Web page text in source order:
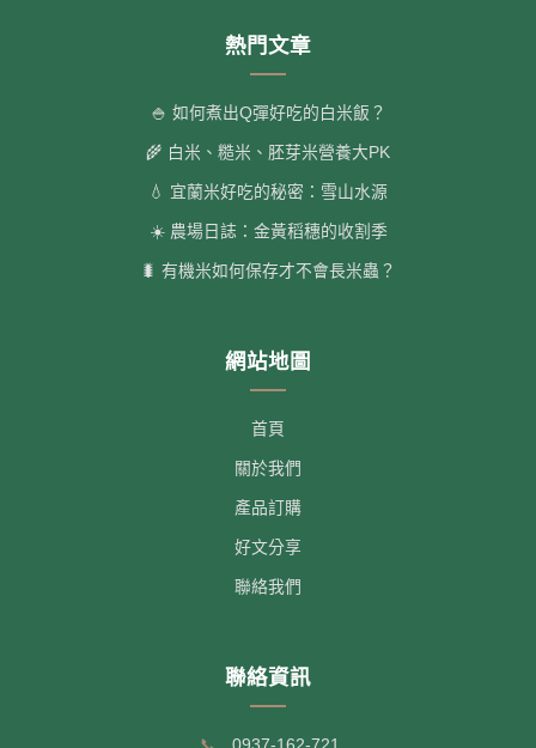
熱門文章
🍚 如何煮出Q彈好吃的白米飯？
🌾 白米、糙米、胚芽米營養大PK
💧 宜蘭米好吃的秘密：雪山水源
☀️ 農場日誌：金黃稻穗的收割季
🐛 有機米如何保存才不會長米蟲？
網站地圖
首頁
關於我們
產品訂購
好文分享
聯絡我們
聯絡資訊